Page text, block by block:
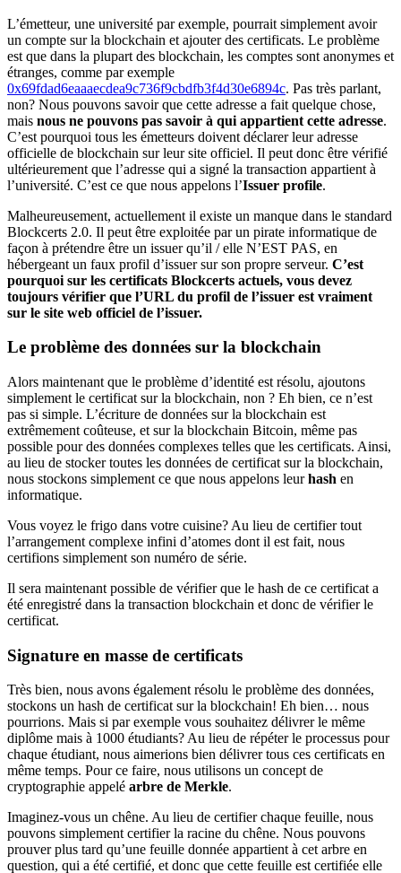
L’émetteur, une université par exemple, pourrait simplement avoir
un compte sur la blockchain et ajouter des certificats. Le problème
est que dans la plupart des blockchain, les comptes sont anonymes et
étranges, comme par exemple
0x69fdad6eaaaecdea9c736f9cbdfb3f4d30e6894c. Pas très parlant,
non? Nous pouvons savoir que cette adresse a fait quelque chose,
mais nous ne pouvons pas savoir à qui appartient cette adresse.
C’est pourquoi tous les émetteurs doivent déclarer leur adresse
officielle de blockchain sur leur site officiel. Il peut donc être vérifié
ultérieurement que l’adresse qui a signé la transaction appartient à
l’université. C’est ce que nous appelons l’Issuer profile.
Malheureusement, actuellement il existe un manque dans le standard
Blockcerts 2.0. Il peut être exploitée par un pirate informatique de
façon à prétendre être un issuer qu’il / elle N’EST PAS, en
hébergeant un faux profil d’issuer sur son propre serveur. C’est
pourquoi sur les certificats Blockcerts actuels, vous devez
toujours vérifier que l’URL du profil de l’issuer est vraiment
sur le site web officiel de l’issuer.
Le problème des données sur la blockchain
Alors maintenant que le problème d’identité est résolu, ajoutons
simplement le certificat sur la blockchain, non ? Eh bien, ce n’est
pas si simple. L’écriture de données sur la blockchain est
extrêmement coûteuse, et sur la blockchain Bitcoin, même pas
possible pour des données complexes telles que les certificats. Ainsi,
au lieu de stocker toutes les données de certificat sur la blockchain,
nous stockons simplement ce que nous appelons leurhash en
informatique.
Vous voyez le frigo dans votre cuisine? Au lieu de certifier tout
l’arrangement complexe infini d’atomes dont il est fait, nous
certifions simplement son numéro de série.
Il sera maintenant possible de vérifier que le hash de ce certificat a
été enregistré dans la transaction blockchain et donc de vérifier le
certificat.
Signature en masse de certificats
Très bien, nous avons également résolu le problème des données,
stockons un hash de certificat sur la blockchain! Eh bien… nous
pourrions. Mais si par exemple vous souhaitez délivrer le même
diplôme mais à 1000 étudiants? Au lieu de répéter le processus pour
chaque étudiant, nous aimerions bien délivrer tous ces certificats en
même temps. Pour ce faire, nous utilisons un concept de
cryptographie appelé arbre de Merkle.
Imaginez-vous un chêne. Au lieu de certifier chaque feuille, nous
pouvons simplement certifier la racine du chêne. Nous pouvons
prouver plus tard qu’une feuille donnée appartient à cet arbre en
question, qui a été certifié, et donc que cette feuille est certifiée elle